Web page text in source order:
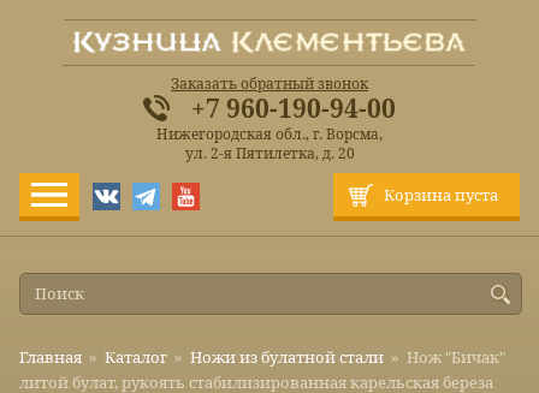
Корзина пуста
Заказать обратный звонок
+7 960-190-94-00
Нижегородская обл., г. Ворсма,
ул. 2-я Пятилетка, д. 20
Главная » Каталог » Ножи из булатной стали » Нож "Бичак"
литой булат, рукоять стабилизированная карельская береза